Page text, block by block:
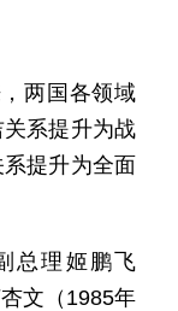
两国各领域
系提升为战
提升为全面
总理姬鹏飞
文（1985年